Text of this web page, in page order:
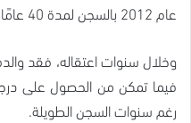
عام 2012 بالسجن لمدة 40 عامًا.
فيما تمكن من الحصول على
رغم سنوات السجن الطويلة.